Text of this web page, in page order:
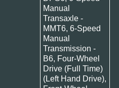
Manual
Transaxle -
MMT6, 6-Speed
Manual
Transmission -
B6, Four-Wheel
Drive (Full Time)
(Left Hand Drive),